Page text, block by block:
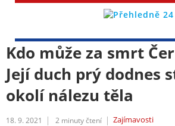
Kdo může za smrt
Její duch prý dodnes
okolí nálezu těla
18. 9. 2021 2 minuty čtení Zajímavosti